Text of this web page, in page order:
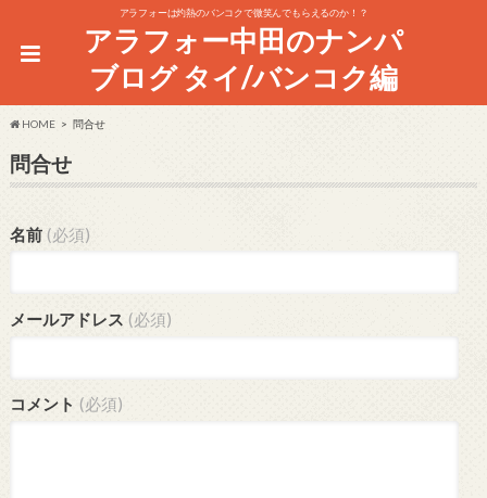
アラフォーは灼熱のバンコクで微笑んでもらえるのか！？
アラフォー中田のナンパ
ブログ タイ/バンコク編
HOME 問合せ
問合せ
名前 (必須)
メールアドレス (必須)
コメント (必須)